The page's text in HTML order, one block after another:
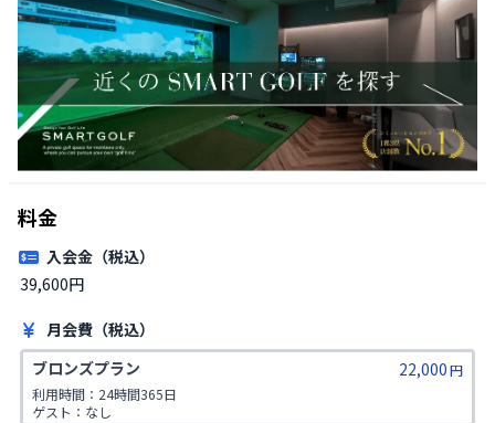
料金
入会金（税込）
39,600円
月会費（税込）
ブロンズプラン
22,000円
利用時間：24時間365日
ゲスト：なし